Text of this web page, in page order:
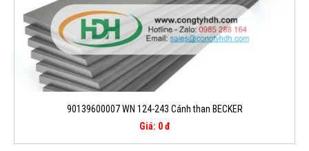
90139600007 WN 124-243 Cánh than BECKER
Giá: 0 đ